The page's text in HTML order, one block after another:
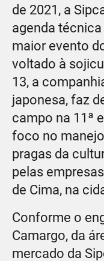
de 2021, a
agenda
maior evento
voltado à
13, a
japonesa, faz
campo na 11ª
foco no
pragas da
pelas
de Cima, na
Conforme o
Camargo, da
mercado da